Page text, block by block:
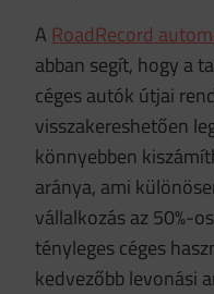
A RoadRecord
abban segít, hogy a
céges autók útjai
visszakereshetően
könnyebben
aránya, ami
vállalkozás az 50%-
tényleges céges
kedvezőbb levonási